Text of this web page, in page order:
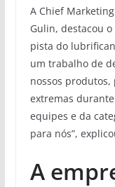
A Chief
Gulin, destacou
pista do
um trabalho de
nossos produtos,
extremas
equipes e da
para nós”,
A